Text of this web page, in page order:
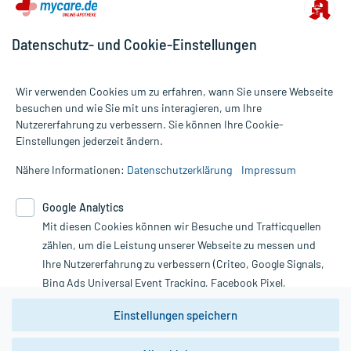
Alle Preise gelten inkl. MwSt., ggf. zzgl. Versandkosten
Informationen auf dieser Website werden ausschließlich für
die Untersuchung und Behandlung durch einen Arzt. Bitte
Therapien eingeleitet werden können. | Diese Webseite benutzt
Google Analytics. Lesen Sie bitte dazu die wichtigen Hinweise in
unserer Datenschutzerklärung. Für den Widerruf einer Bestellung
nutzen Sie das Formular:
Vertrag widerrufen
Datenschutz- und Cookie-Einstellungen
Wir verwenden Cookies um zu erfahren, wann Sie unsere Webseite
besuchen und wie Sie mit uns interagieren, um Ihre
Nutzererfahrung zu verbessern. Sie können Ihre Cookie-
Einstellungen jederzeit ändern.
Nähere Informationen: Datenschutzerklärung Impressum
Google Analytics
Mit diesen Cookies können wir Besuche und Trafficquellen
zählen, um die Leistung unserer Webseite zu messen und
Ihre Nutzererfahrung zu verbessern (Criteo, Google Signals,
Bing Ads Universal Event Tracking, Facebook Pixel,
Youtube-Social Plugin).
Wir weisen darauf hin, dass die
Einstellungen speichern